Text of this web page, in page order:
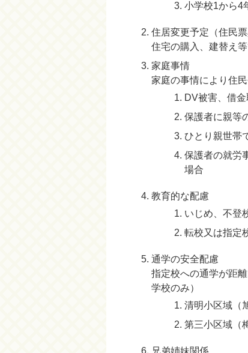
小学校1から4
住居変更予定（住民票
住宅の購入、建替え
家庭事情
家庭の事情により住
DV被害、借
保護者に親等
ひとり親世帯
保護者の就労
場合
教育的な配慮
いじめ、不登
転校又は指定
通学の安全配慮
指定校への通学が距
学校のみ）
清明小区域（
第三小区域（
兄弟姉妹関係